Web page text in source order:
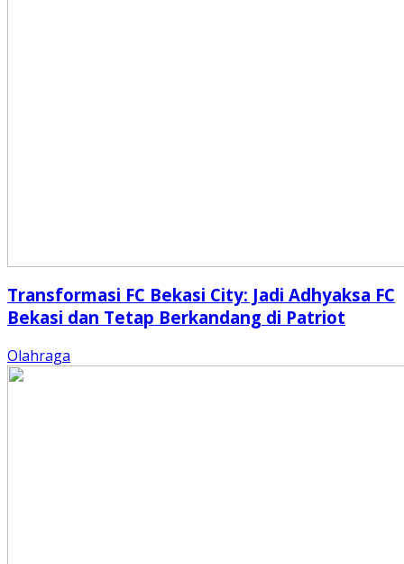
Transformasi FC Bekasi City: Jadi Adhyaksa FC
Bekasi dan Tetap Berkandang di Patriot
Olahraga